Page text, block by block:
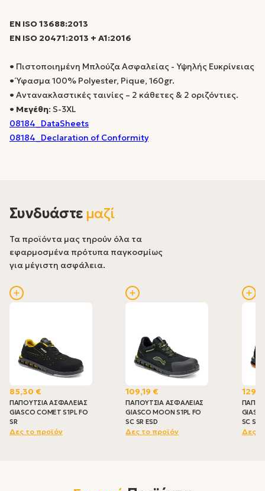
EN ISO 13688:2013
EN ISO 20471:2013 + A1:2016
• Πιστοποιημένη Μπλούζα Ασφαλείας - Υψηλής Ευκρίνειας
•Ύφασμα 100% Polyester, Pique, 160gr.
• Αντανακλαστικές ταινίες – 2 κάθετες & 2 οριζόντιες.
• Μεγέθη: S-3XL
08184_DataSheets
08184_Declaration of Conformity
Συνδυάστε μαζί
Τα προϊόντα μας τηρούν όλα τα
εφαρμοσμένα πρότυπα παγκοσμίως
για μέγιστη ασφάλεια.
85,30 €
ΠΑΠΟΥΤΣΙΑ ΑΣΦΑΛΕΙΑΣ
GIASCO COMET S1PL FO
SR
Δες το προϊόν
109,19 €
ΠΑΠΟΥΤΣΙΑ ΑΣΦΑΛΕΙΑΣ
GIASCO MOON S1PL FO
SC SR ESD
Δες το προϊόν
SC SR
Δες